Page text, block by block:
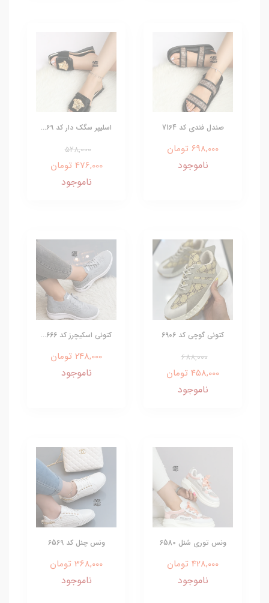
صندل فندی کد 7164
698,000 تومان
ناموجود
اسلیپر سگک دار کد 69...
528,000
476,000 تومان
ناموجود
کتونی گوچی کد 6906
688,000
458,000 تومان
ناموجود
کتونی اسکیچرز کد 666...
248,000 تومان
ناموجود
ونس توری شنل 6580
428,000 تومان
ناموجود
ونس چنل کد 6569
368,000 تومان
ناموجود